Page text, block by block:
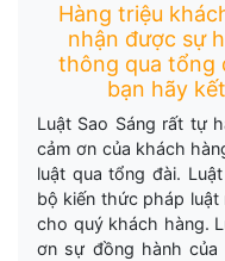
Hàng triệu
nhận được sự
thông qua tổng
bạn hãy
Luật Sao Sáng rất tự
cảm ơn của khách
luật qua tổng đài.
bộ kiến thức pháp
cho quý khách hàng.
ơn sự đồng hành